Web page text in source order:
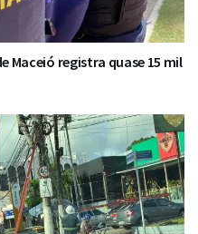
Maceió registra quase 15 mil